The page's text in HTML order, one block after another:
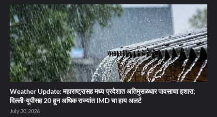
Weather Update: महाराष्ट्रासह मध्य प्रदेशात अतिमुसळधार पावसाचा इशारा;
दिल्ली-यूपीसह 20 हून अधिक राज्यांत IMD चा हाय अलर्ट
July 30, 2026